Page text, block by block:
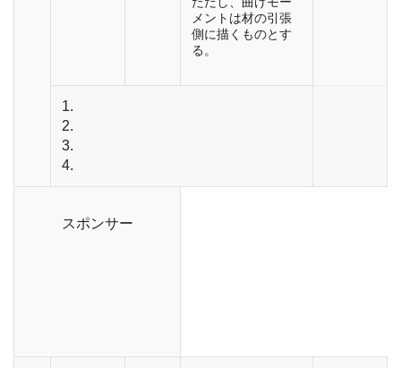
メントは材の引張
側に描くものとす
る。
1.
2.
3.
4.
スポンサー